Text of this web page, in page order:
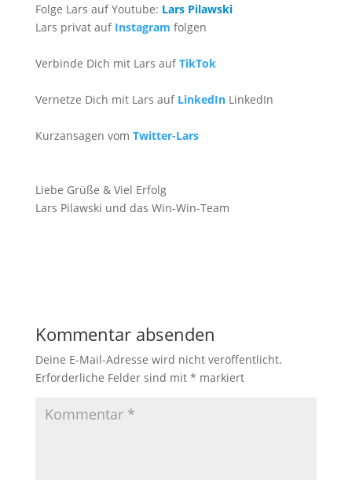
Folge Lars auf Youtube: Lars Pilawski
Lars privat auf Instagram folgen
Verbinde Dich mit Lars aufTikTok
Vernetze Dich mit Lars auf LinkedInLinkedIn
Kurzansagen vom Twitter-Lars
Liebe Grüße & Viel Erfolg
Lars Pilawski und das Win-Win-Team
Kommentar absenden
Deine E-Mail-Adresse wird nicht veröffentlicht.
Erforderliche Felder sind mit * markiert